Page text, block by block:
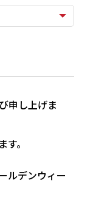
申し上げま
。
ルデンウィー